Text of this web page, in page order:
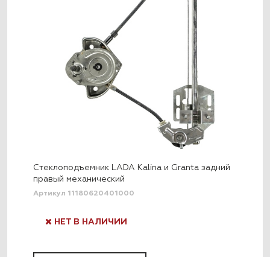
Стеклоподъемник LADA Kalina и Granta задний
правый механический
Артикул 11180620401000
НЕТ В НАЛИЧИИ